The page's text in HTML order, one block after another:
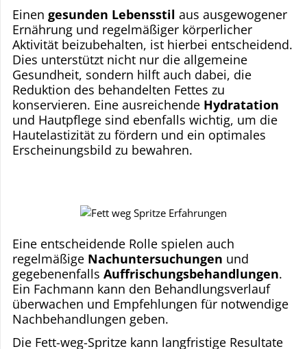
Einen gesunden Lebensstil aus ausgewogener
Ernährung und regelmäßiger körperlicher
Aktivität beizubehalten, ist hierbei entscheidend.
Dies unterstützt nicht nur die allgemeine
Gesundheit, sondern hilft auch dabei, die
Reduktion des behandelten Fettes zu
konservieren. Eine ausreichende Hydratation
und Hautpflege sind ebenfalls wichtig, um die
Hautelastizität zu fördern und ein optimales
Erscheinungsbild zu bewahren.
Eine entscheidende Rolle spielen auch
regelmäßige Nachuntersuchungen und
gegebenenfalls Auffrischungsbehandlungen.
Ein Fachmann kann den Behandlungsverlauf
überwachen und Empfehlungen für notwendige
Nachbehandlungen geben.
Die Fett-weg-Spritze kann langfristige Resultate